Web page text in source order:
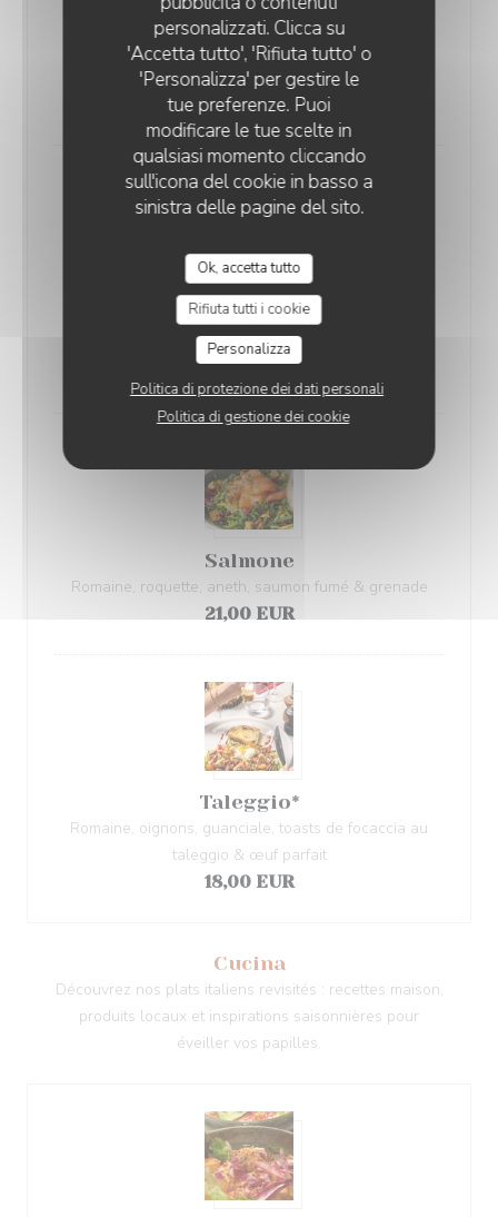
personalizzati. Clicca su
'Accetta tutto', 'Rifiuta tutto' o
'Personalizza' per gestire le
tue preferenze. Puoi
modificare le tue scelte in
qualsiasi momento cliccando
sull'icona del cookie in basso a
sinistra delle pagine del sito.
Ok, accetta tutto
Rifiuta tutti i cookie
Personalizza
Politica di protezione dei dati personali
Politica di gestione dei cookie
Ceasar Insalata
Sucrine, poulet frit, sauce césar, anchois, copeaux de
Grana Padano
21,00 EUR
Tartufo Insalata
Romaine, roquette, burrata truffée, balsamique,
noisettes, tomates confites
Salmone
Romaine, roquette, aneth, saumon fumé & grenade
21,00 EUR
Taleggio*
Romaine, oignons, guanciale, toasts de focaccia au
taleggio & œuf parfait
18,00 EUR
Cucina
Découvrez nos plats italiens revisités : recettes maison,
produits locaux et inspirations saisonnières pour
éveiller vos papilles.